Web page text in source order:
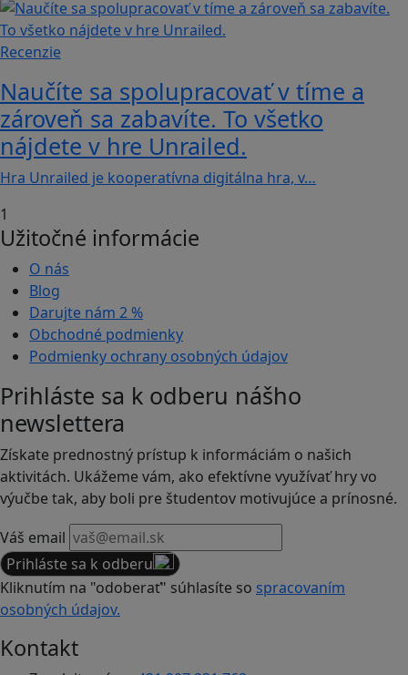
Recenzie
Naučíte sa spolupracovať v tíme a
zároveň sa zabavíte. To všetko
nájdete v hre Unrailed.
Hra Unrailed je kooperatívna digitálna hra, v…
1
Užitočné informácie
O nás
Blog
Darujte nám 2 %
Obchodné podmienky
Podmienky ochrany osobných údajov
Prihláste sa k odberu nášho
newslettera
Získate prednostný prístup k informáciám o našich
aktivitách. Ukážeme vám, ako efektívne využívať hry vo
výučbe tak, aby boli pre študentov motivujúce a prínosné.
Váš email
Prihláste sa k odberu
Kliknutím na "odoberať" súhlasíte so spracovaním
osobných údajov.
Kontakt